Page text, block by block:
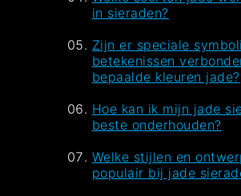
in sieraden?
Zijn er speciale
betekenissen
bepaalde kleuren jade?
Hoe kan ik mijn jade
beste onderhouden?
Welke stijlen en
populair bij jade